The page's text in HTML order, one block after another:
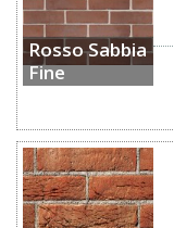
Rosso Sabbia
Fine